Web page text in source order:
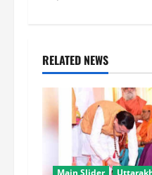
n
a
v
RELATED NEWS
Main Slider